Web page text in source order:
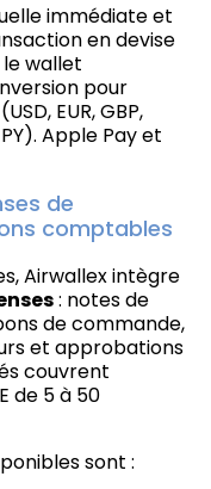
immédiate et
en devise
wallet
pour
(USD, EUR, GBP,
Apple Pay et
de
comptables
Airwallex intègre
: notes de
de commande,
et approbations
couvrent
de 5 à 50
sont :